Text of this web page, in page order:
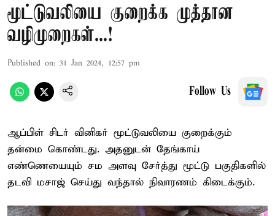
மூட்டுவலியை குறைக்க முத்தான
வழிமுறைகள்...!
Published on: 31 Jan 2024, 12:57 pm
Follow Us
ஆப்பிள் சிடர் வினிகர் மூட்டுவலியை குறைக்கும்
தன்மை கொண்டது. அதனுடன் தேங்காய்
எண்ணெயையும் சம அளவு சேர்த்து மூட்டு பகுதிகளில்
தடவி மசாஜ் செய்து வந்தால் நிவாரணம் கிடைக்கும்.